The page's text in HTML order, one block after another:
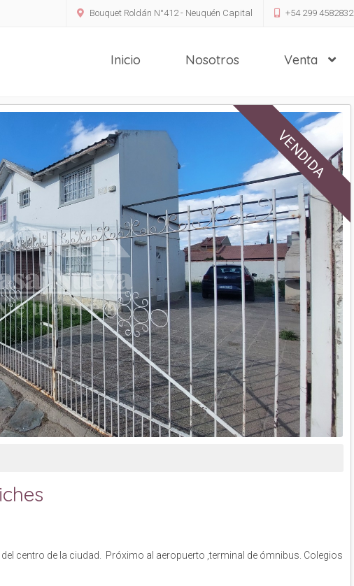
+54 299 4582832
Bouquet Roldán N°412 - Neuquén Capital
Inicio Nosotros Venta
VENDIDA
centro de la ciudad. Próximo al aeropuerto ,terminal de ómnibus. Colegios